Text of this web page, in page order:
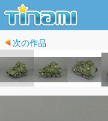
次の作品